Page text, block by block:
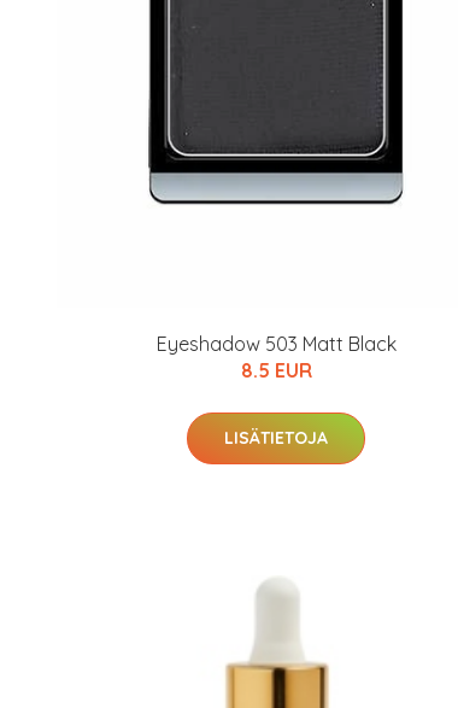
Eyeshadow 503 Matt Black
8.5 EUR
LISÄTIETOJA